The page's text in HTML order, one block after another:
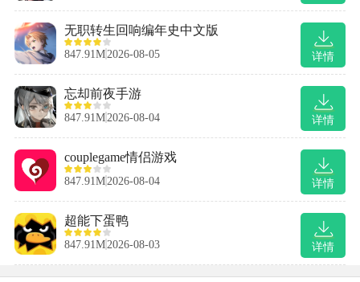
详情
无职转生回响编年史中文版
847.91M 2026-08-05
详情
忘却前夜手游
847.91M 2026-08-04
详情
couplegame情侣游戏
847.91M 2026-08-04
详情
超能下蛋鸭
847.91M 2026-08-03